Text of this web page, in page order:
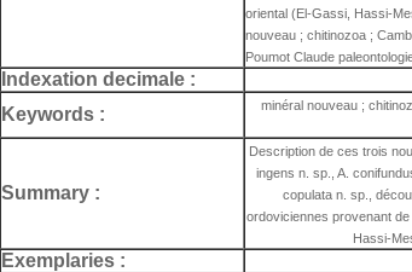
oriental (El-Gassi, Hassi-
nouveau ; chitinozoa ;
Poumot Claude
Indexation decimale :
Keywords :
minéral nouveau ;
Summary :
Description de ces trois
ingens n. sp., A.
copulata n. sp.,
ordoviciennes provenant
Hassi-
Exemplaries :